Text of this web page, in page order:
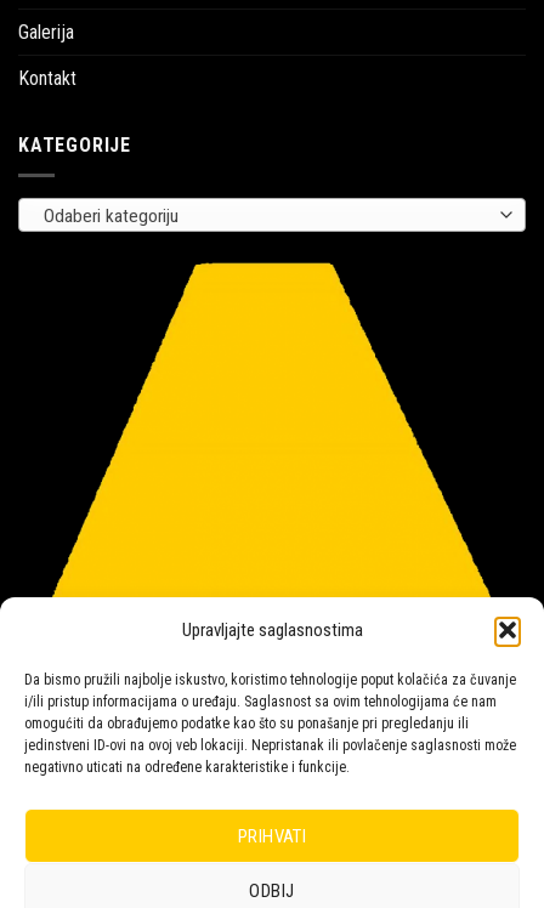
Upravljajte saglasnostima
Da bismo pružili najbolje iskustvo, koristimo tehnologije poput kolačića za čuvanje
i/ili pristup informacijama o uređaju. Saglasnost sa ovim tehnologijama će nam
omogućiti da obrađujemo podatke kao što su ponašanje pri pregledanju ili
jedinstveni ID-ovi na ovoj veb lokaciji. Nepristanak ili povlačenje saglasnosti može
negativno uticati na određene karakteristike i funkcije.
PRIHVATI
ODBIJ
Galerija
Kontakt
KATEGORIJE
Odaberi kategoriju